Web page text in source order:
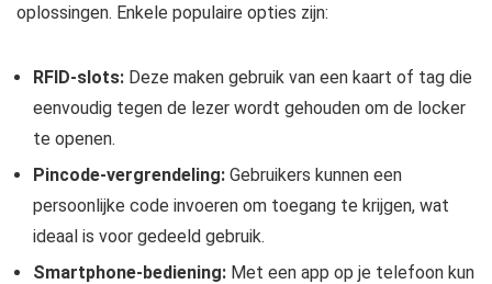
oplossingen. Enkele populaire opties zijn:
RFID-slots: Deze maken gebruik van een kaart of tag die
eenvoudig tegen de lezer wordt gehouden om de locker
te openen.
Pincode-vergrendeling: Gebruikers kunnen een
persoonlijke code invoeren om toegang te krijgen, wat
ideaal is voor gedeeld gebruik.
Smartphone-bediening: Met een app op je telefoon kun